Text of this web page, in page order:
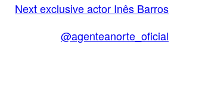
Next exclusive actor Inês Barros
@agenteanorte_oficial